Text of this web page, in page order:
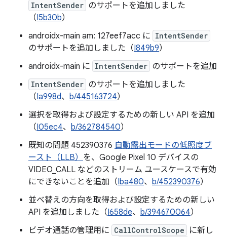
IntentSender のサポートを追加しました
（I5b30b）
androidx-main am: 127eef7acc に IntentSender
のサポートを追加しました（I849b9）
androidx-main に IntentSender のサポートを追加
IntentSender のサポートを追加しました
（Ia998d、 b/445163724）
選択を取得および設定するための新しい API を追加
（I05ec4、 b/362784540）
既知の問題 452390376 自動露出モードの低照度ブ
ースト（LLB） を、Google Pixel 10 デバイスの
VIDEO_CALL などのストリーム ユースケースで有効
にできないことを追加（Iba480、 b/452390376）
並べ替えの方向を取得および設定するための新しい
API を追加しました（I658de、 b/394670064）
ビデオ通話の管理用に CallControlScope
に新し